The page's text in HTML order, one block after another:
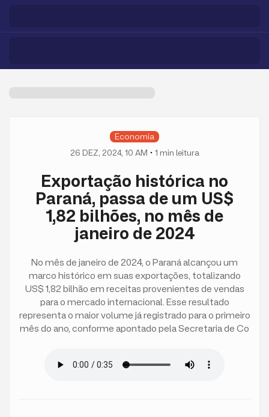
Economia
26 DEZ, 2024, 10 AM
1 min leitura
Exportação histórica no
Paraná, passa de um US$
1,82 bilhões, no mês de
janeiro de 2024
No mês de janeiro de 2024, o Paraná alcançou um
marco histórico em suas exportações, totalizando
US$ 1,82 bilhão em receitas provenientes de vendas
para o mercado internacional. Esse resultado
representa o maior volume já registrado para o primeiro
mês do ano, conforme apontado pela Secretaria de Co